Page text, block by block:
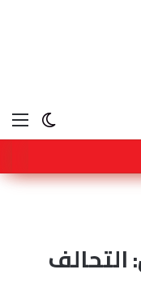
التحالف